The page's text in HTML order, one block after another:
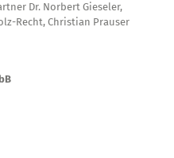
Dr. Norbert Gieseler,
Recht, Christian Prauser